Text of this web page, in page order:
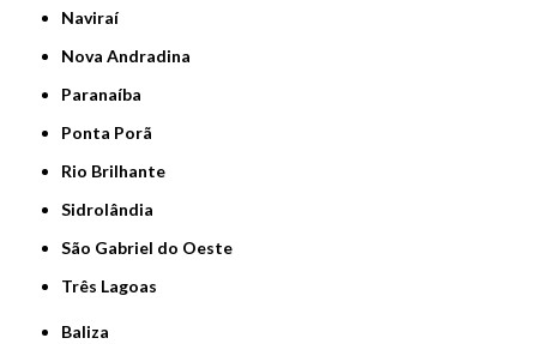
Naviraí
Nova Andradina
Paranaíba
Ponta Porã
Rio Brilhante
Sidrolândia
São Gabriel do Oeste
Três Lagoas
Baliza